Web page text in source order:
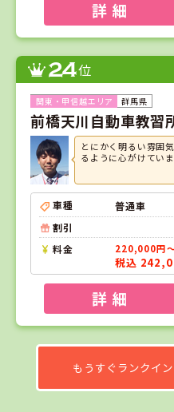
詳 細
24位
群馬県
前橋天川自動車教習
とにかく明るい雰囲
るように心がけてい
車種
普通車
割引
料金
220,000円
税込
詳 細
もうすぐランクイ